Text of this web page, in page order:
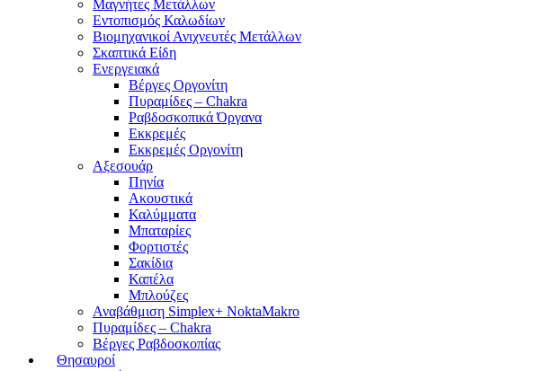
Μαγνήτες Μετάλλων
Εντοπισμός Καλωδίων
Βιομηχανικοί Ανιχνευτές Μετάλλων
Σκαπτικά Είδη
Ενεργειακά
Βέργες Οργονίτη
Πυραμίδες – Chakra
Ραβδοσκοπικά Όργανα
Εκκρεμές
Εκκρεμές Οργονίτη
Αξεσουάρ
Πηνία
Ακουστικά
Καλύμματα
Μπαταρίες
Φορτιστές
Σακίδια
Καπέλα
Μπλούζες
Αναβάθμιση Simplex+ NoktaMakro
Πυραμίδες – Chakra
Βέργες Ραβδοσκοπίας
Θησαυροί